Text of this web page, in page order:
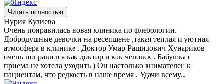
Читать полностью
Нурия Кулиева
Очень понравилась новая клиника по флебологии.
Добродушные девочки на ресепшене ,такая теплая и уютная
атмосфера в клинике . Доктор Умар Рашидович Хунариков
очень понравился как доктор и как человек . Бабушка с
приема не хотела уходить ) Он настолько внимателен к
пациентам, что редкость в наше время . Удачи всему...